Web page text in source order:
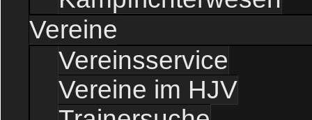
Vereine
Vereinsservice
Vereine im HJV